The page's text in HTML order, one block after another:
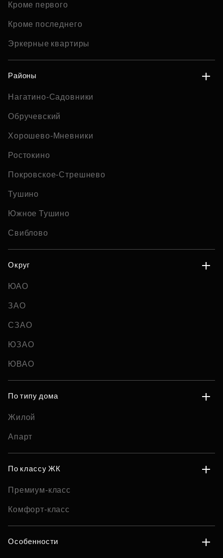
Кроме первого
Кроме последнего
Эркерные квартиры
Районы
Нагатино-Садовники
Обручевский
Хорошево-Мневники
Ростокино
Покровское-Стрешнево
Тушино
Южное Тушино
Свиблово
Округ
ЮАО
ЗАО
СЗАО
ЮЗАО
ЮВАО
По типу дома
Жилой
Апарт
По классу ЖК
Премиум-класс
Комфорт-класс
Особенности